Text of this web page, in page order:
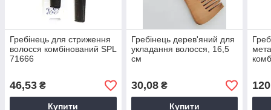
Гребінець для стриження
волосся комбінований SPL
71666
46,53 ₴
Купити
Гребінець дерев'яний для
укладання волосся, 16,5
см
30,08₴
Купити